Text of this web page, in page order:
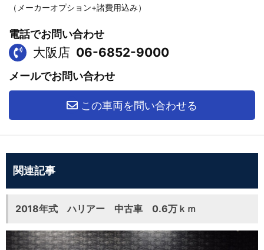
（メーカーオプション+諸費用込み）
電話でお問い合わせ
大阪店 06-6852-9000
メールでお問い合わせ
この車両を問い合わせる
関連記事
2018年式 ハリアー 中古車 0.6万ｋｍ